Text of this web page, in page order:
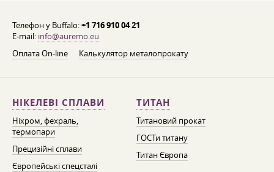
Телефон у Buffalo:+1 716 910 04 21
E-mail: info@auremo.eu
Оплата On-line
Калькулятор металопрокату
НІКЕЛЕВІ СПЛАВИ
Ніхром, фехраль,
термопари
Прецизійні сплави
Європейські спецсталі
ТИТАН
Титановий прокат
ГОСТи титану
Титан Європа